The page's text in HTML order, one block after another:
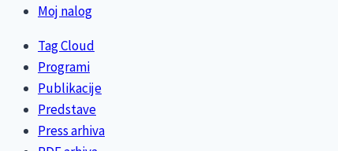
Moj nalog
Tag Cloud
Programi
Publikacije
Predstave
Press arhiva